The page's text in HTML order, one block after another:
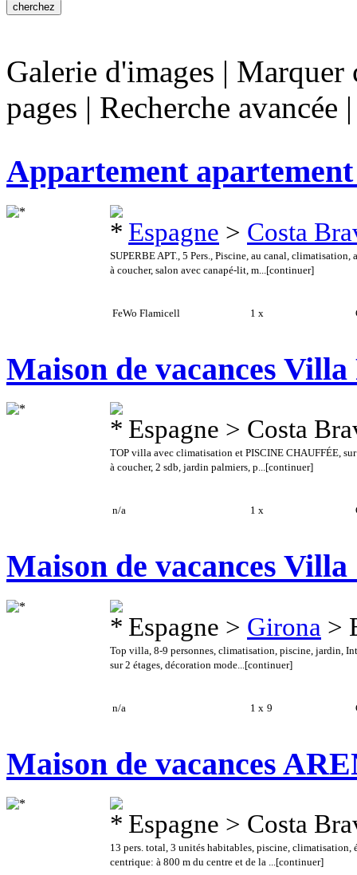
Galerie d'images | Marquer
pages | Recherche avancée
Appartement
Espagne > Costa
SUPERBE APT., 5 Pers., Piscine, au canal, climatisation,
à coucher, salon avec canapé-lit, m... [continuer]
FeWo Flamicell 1 x
Maison de vacances
Espagne > Costa
TOP villa avec climatisation et PISCINE CHAUFFÉE,
à coucher, 2 sdb, jardin palmiers, p...[continuer]
n/a 1 x
Maison de vacances Villa
Espagne > Girona >
Top villa, 8-9 personnes, climatisation, piscine, jardin,
sur 2 étages, décoration mode... [continuer]
n/a 1 x 9
Maison de vacances
Espagne > Costa
13 pers. total, 3 unités habitables, piscine, climatisation,
centrique: à 800 m du centre et de la ...[continuer]